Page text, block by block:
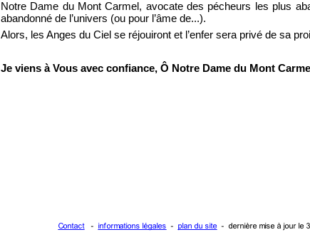
Notre Dame du Mont Carmel, avocate des pécheurs les plus
abandonné de l’univers (ou pour l’âme de...).
Alors, les Anges du Ciel se réjouiront et l’enfer sera privé de sa
Je viens à Vous avec confiance, Ô Notre Dame du Mont